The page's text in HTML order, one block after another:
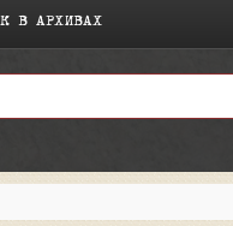
В АРХИВАХ